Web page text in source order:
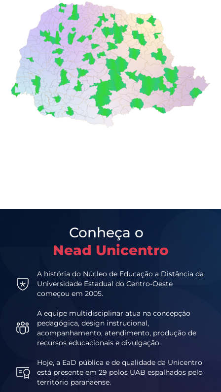
Conheça o
Nead Unicentro
A história do Núcleo de Educação a Distância da
Universidade Estadual do Centro-Oeste
começou em 2005.
A equipe multidisciplinar atua na concepção
pedagógica, design instrucional,
acompanhamento, atendimento, produção de
recursos educacionais e divulgação.
Hoje, a EaD pública e de qualidade da Unicentro
está presente em 29 polos UAB espalhados pelo
território paranaense.